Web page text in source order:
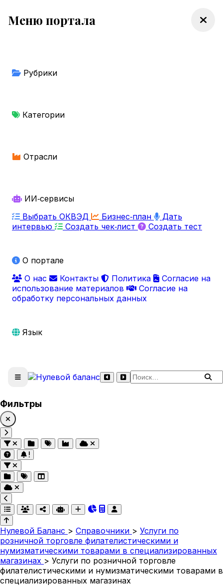
Меню портала
Рубрики
Категории
Отрасли
ИИ‑сервисы
Выбрать ОКВЭД
Бизнес‑план
Дать
интервью
Создать чек‑лист Создать тест
О портале
О нас
Контакты Политика
Согласие на
использование материалов
Согласие на
обработку персональных данных
Язык
Поиск по сайту
Фильтры
Нулевой Баланс > Справочники > Услуги по
розничной торговле филателистическими и
нумизматическими товарами в специализированных
магазинах > Услуги по розничной торговле
филателистическими и нумизматическими товарами в
специализированных магазинах